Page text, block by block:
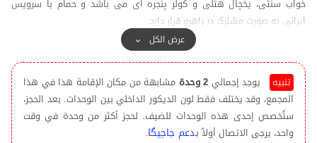
خواب سنتی، یخچال هتلی و کولر پنجره ای می باشد و حمام با سرویس
ایرانی به صورت مشترک در راهرو قرار دارد.
محوطه ساختمان با دیوار محصور شده است و سرایدار نیز در ساختمان سکونت
دارد، به منظور تهیه مایحتاج روزانه، دسترسی به سوپرمارکت و نانوایی به
ترتیب با پیمودن مسافتی در حدود 300 متر و یک کیلومتر ممکن است.
کیفیت پوشش شبکه تلفن همراه برای دو اپراتور ایرانسل و همراه اول در
مکالمه خوب و پوشش اینترنت به صورت 4g است.
عرض الكل
تنبيه يوجد إجمالي 2 وحدة
مشابهة من مكان الإقامة هذا في هذا
المجمع، وقد يختلف فقط لون الديكور الداخلي بين الوحدات. بعد الحجز،
ستُخصص إحدى هذه الوحدات للضيف. لحجز أكثر من وحدة في وقت
واحد، يرجى الاتصال أولاً بـدعم جاجیگا.